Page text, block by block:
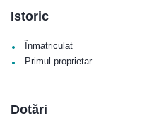
Istoric
• Înmatriculat
• Primul proprietar
Dotări